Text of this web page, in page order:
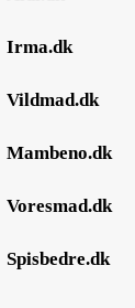
Irma.dk
Vildmad.dk
Mambeno.dk
Voresmad.dk
Spisbedre.dk